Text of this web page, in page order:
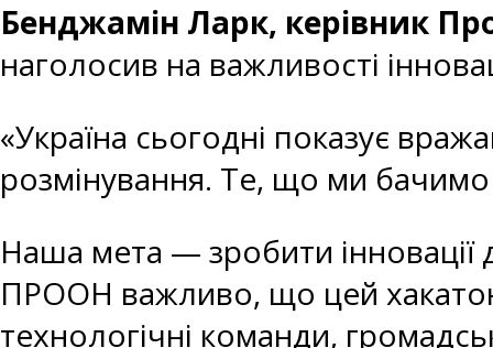
Бенджамін Ларк, керівник
наголосив на важливості
«Україна сьогодні показує
розмінування. Те, що ми
Наша мета — зробити інновації
ПРООН важливо, що цей хакатон
технологічні команди,